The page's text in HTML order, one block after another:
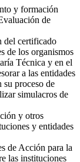
y formación
de
del certificado
de los organismos
Técnica y en el
a las entidades
su proceso de
simulacros de
y otros
y entidades
de Acción para la
las instituciones